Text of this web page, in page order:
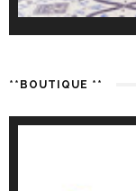
**BOUTIQUE **